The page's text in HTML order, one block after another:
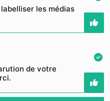
les médias
de votre